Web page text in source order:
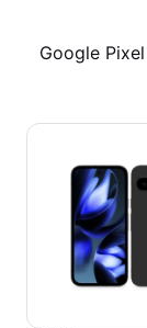
Google